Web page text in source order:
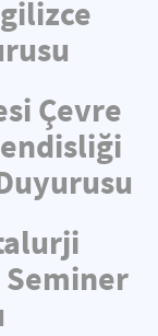
Çevre